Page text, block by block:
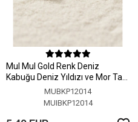
MuI MuI Gold Renk Deniz
Kabuğu Deniz Yıldızı ve Mor Taş
Detaylı KüpeMUBKP12014
MUIBKP12014